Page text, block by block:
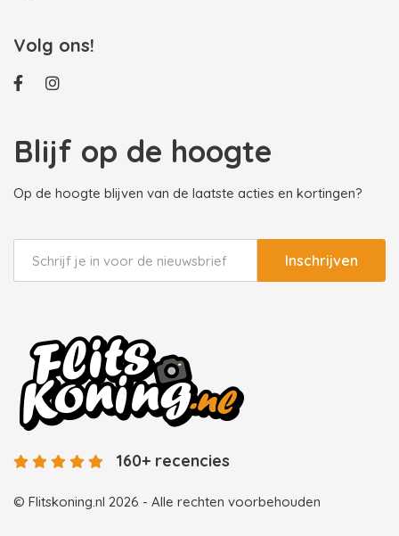
Volg ons!
Blijf op de hoogte
Op de hoogte blijven van de laatste acties en kortingen?
Inschrijven
© Flitskoning.nl 2026 - Alle rechten voorbehouden
160+ recencies